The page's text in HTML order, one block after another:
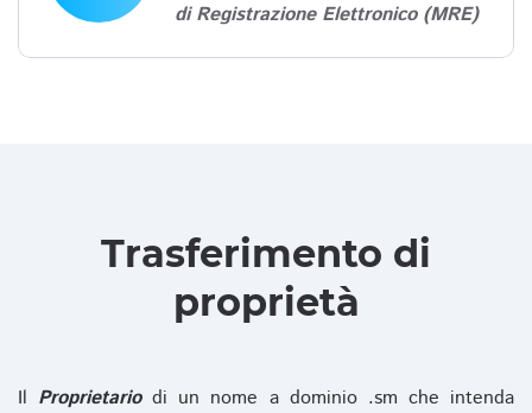
di Registrazione Elettronico (MRE)
Trasferimento di
proprietà
Il Proprietariodi un nome a dominio .sm che intenda